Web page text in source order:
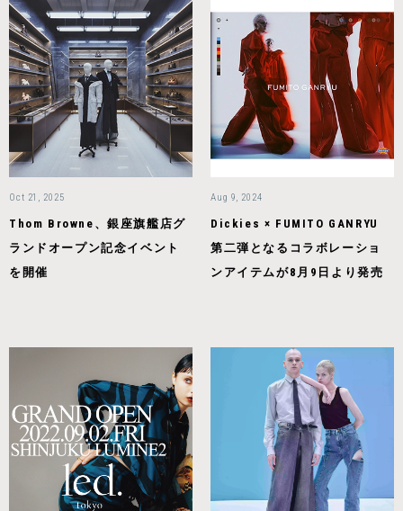
Oct 21, 2025
Thom Browne、銀座旗艦店グ
ランドオープン記念イベント
を開催
Aug 9, 2024
Dickies × FUMITO GANRYU
第二弾となるコラボレーショ
ンアイテムが8月9日より発売